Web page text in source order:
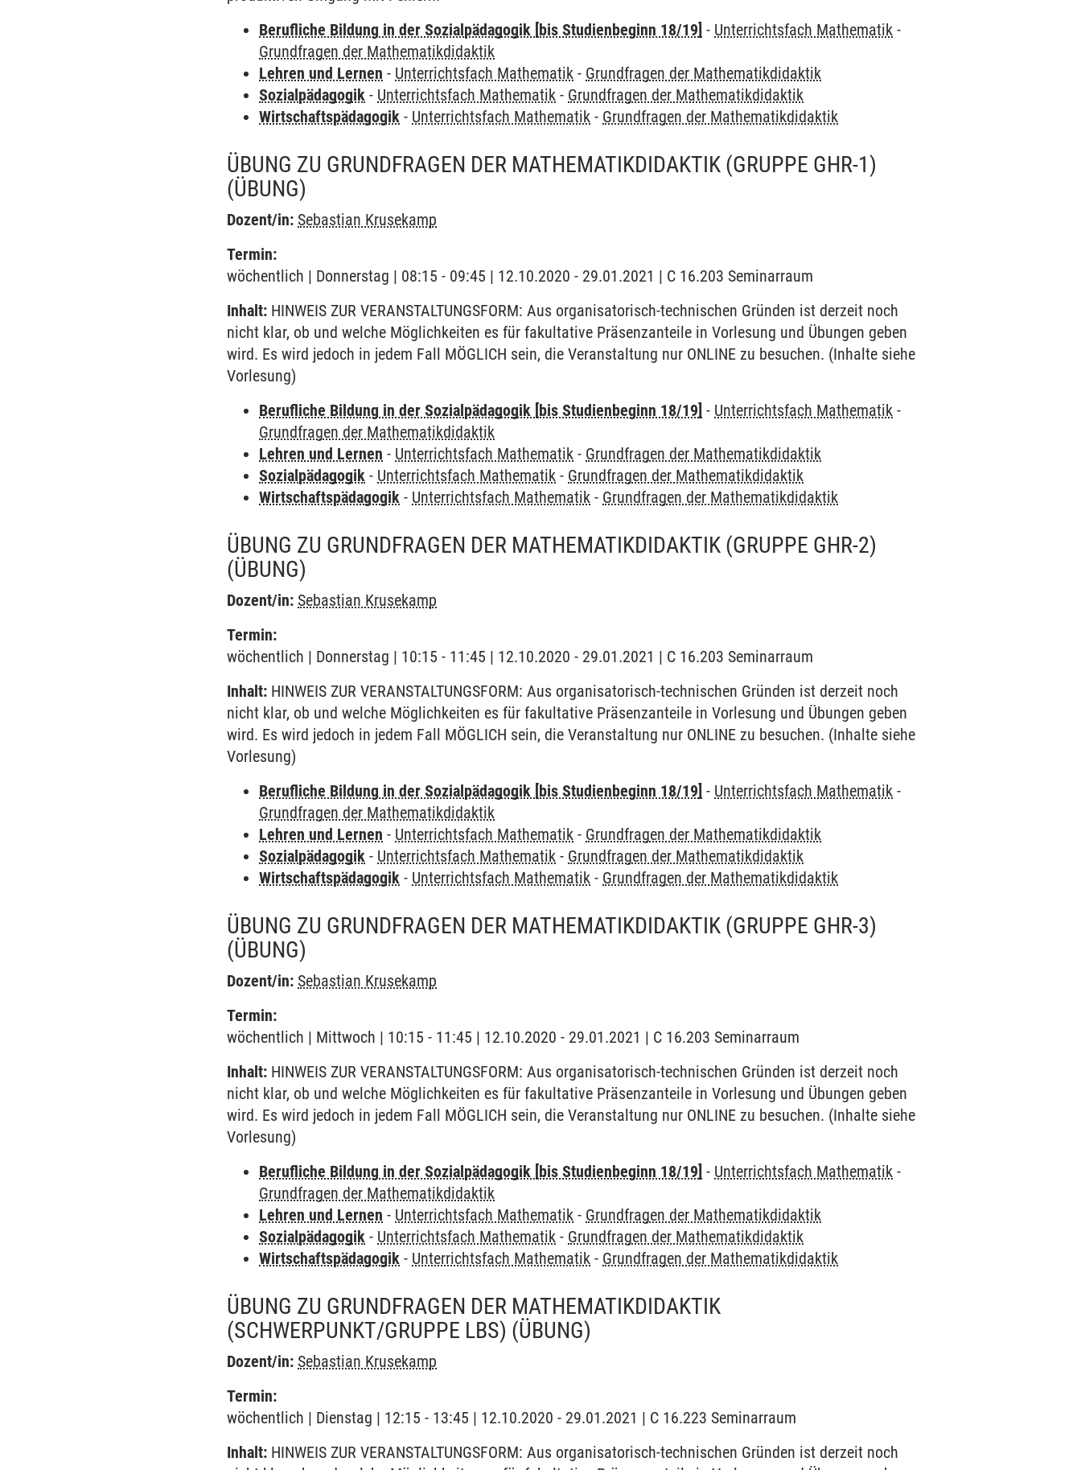
Berufliche Bildung in der Sozialpädagogik [bis Studienbeginn 18/19] - Unterrichtsfach Mathematik -
Grundfragen der Mathematikdidaktik
Lehren und Lernen - Unterrichtsfach Mathematik - Grundfragen der Mathematikdidaktik
Sozialpädagogik - Unterrichtsfach Mathematik - Grundfragen der Mathematikdidaktik
Wirtschaftspädagogik - Unterrichtsfach Mathematik - Grundfragen der Mathematikdidaktik
ÜBUNG ZU GRUNDFRAGEN DER MATHEMATIKDIDAKTIK (GRUPPE GHR-1)
(ÜBUNG)
Dozent/in: Sebastian Krusekamp
Termin:
wöchentlich | Donnerstag | 08:15 - 09:45 | 12.10.2020 - 29.01.2021 | C 16.203 Seminarraum
Inhalt: HINWEIS ZUR VERANSTALTUNGSFORM: Aus organisatorisch-technischen Gründen ist derzeit noch
nicht klar, ob und welche Möglichkeiten es für fakultative Präsenzanteile in Vorlesung und Übungen geben
wird. Es wird jedoch in jedem Fall MÖGLICH sein, die Veranstaltung nur ONLINE zu besuchen. (Inhalte siehe
Vorlesung)
Berufliche Bildung in der Sozialpädagogik [bis Studienbeginn 18/19] - Unterrichtsfach Mathematik -
Grundfragen der Mathematikdidaktik
Lehren und Lernen - Unterrichtsfach Mathematik - Grundfragen der Mathematikdidaktik
Sozialpädagogik - Unterrichtsfach Mathematik - Grundfragen der Mathematikdidaktik
Wirtschaftspädagogik - Unterrichtsfach Mathematik - Grundfragen der Mathematikdidaktik
ÜBUNG ZU GRUNDFRAGEN DER MATHEMATIKDIDAKTIK (GRUPPE GHR-2)
(ÜBUNG)
Dozent/in: Sebastian Krusekamp
Termin:
wöchentlich | Donnerstag | 10:15 - 11:45 | 12.10.2020 - 29.01.2021 | C 16.203 Seminarraum
Inhalt: HINWEIS ZUR VERANSTALTUNGSFORM: Aus organisatorisch-technischen Gründen ist derzeit noch
nicht klar, ob und welche Möglichkeiten es für fakultative Präsenzanteile in Vorlesung und Übungen geben
wird. Es wird jedoch in jedem Fall MÖGLICH sein, die Veranstaltung nur ONLINE zu besuchen. (Inhalte siehe
Vorlesung)
Berufliche Bildung in der Sozialpädagogik [bis Studienbeginn 18/19] - Unterrichtsfach Mathematik -
Grundfragen der Mathematikdidaktik
Lehren und Lernen - Unterrichtsfach Mathematik - Grundfragen der Mathematikdidaktik
Sozialpädagogik - Unterrichtsfach Mathematik - Grundfragen der Mathematikdidaktik
Wirtschaftspädagogik - Unterrichtsfach Mathematik - Grundfragen der Mathematikdidaktik
ÜBUNG ZU GRUNDFRAGEN DER MATHEMATIKDIDAKTIK (GRUPPE GHR-3)
(ÜBUNG)
Dozent/in: Sebastian Krusekamp
Termin:
wöchentlich | Mittwoch | 10:15 - 11:45 | 12.10.2020 - 29.01.2021 | C 16.203 Seminarraum
Inhalt: HINWEIS ZUR VERANSTALTUNGSFORM: Aus organisatorisch-technischen Gründen ist derzeit noch
nicht klar, ob und welche Möglichkeiten es für fakultative Präsenzanteile in Vorlesung und Übungen geben
wird. Es wird jedoch in jedem Fall MÖGLICH sein, die Veranstaltung nur ONLINE zu besuchen. (Inhalte siehe
Vorlesung)
Berufliche Bildung in der Sozialpädagogik [bis Studienbeginn 18/19] - Unterrichtsfach Mathematik -
Grundfragen der Mathematikdidaktik
Lehren und Lernen - Unterrichtsfach Mathematik - Grundfragen der Mathematikdidaktik
Sozialpädagogik - Unterrichtsfach Mathematik - Grundfragen der Mathematikdidaktik
Wirtschaftspädagogik - Unterrichtsfach Mathematik - Grundfragen der Mathematikdidaktik
ÜBUNG ZU GRUNDFRAGEN DER MATHEMATIKDIDAKTIK
(SCHWERPUNKT/GRUPPE LBS) (ÜBUNG)
Dozent/in: Sebastian Krusekamp
Termin:
wöchentlich | Dienstag | 12:15 - 13:45 | 12.10.2020 - 29.01.2021 | C 16.223 Seminarraum
Inhalt: HINWEIS ZUR VERANSTALTUNGSFORM: Aus organisatorisch-technischen Gründen ist derzeit noch